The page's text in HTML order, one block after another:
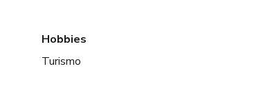
Hobbies
Turismo